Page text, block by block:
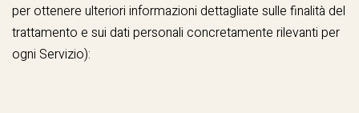
per ottenere ulteriori informazioni dettagliate sulle finalità del
trattamento e sui dati personali concretamente rilevanti per
ogni Servizio):